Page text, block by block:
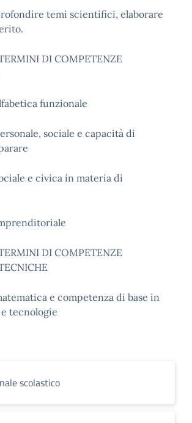
temi scientifici, elaborare
DI COMPETENZE
funzionale
sociale e capacità di
e civica in materia di
DI COMPETENZE
e competenza di base in
tecnologie
scolastico